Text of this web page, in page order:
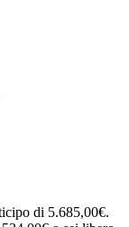
di 5.685,00€.